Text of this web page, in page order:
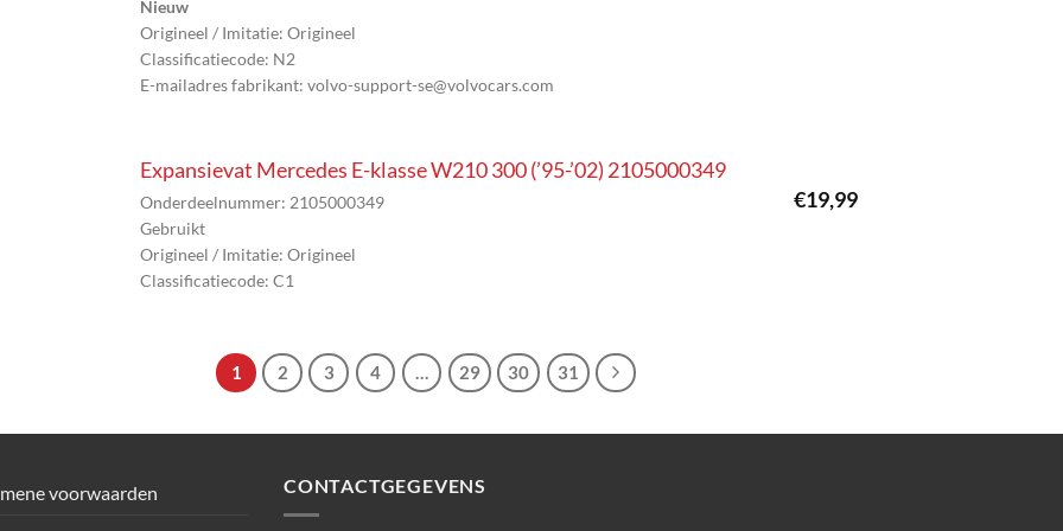
Nieuw
Origineel / Imitatie: Origineel
Classificatiecode: N2
E-mailadres fabrikant: volvo-support-se@volvocars.com
Expansievat Mercedes E-klasse W210 300 (’95-’02) 2105000349
€19,99
Onderdeelnummer: 2105000349
Gebruikt
Origineel / Imitatie: Origineel
Classificatiecode: C1
1 2 3 4 … 29 30 31
voorwaarden
CONTACTGEGEVENS